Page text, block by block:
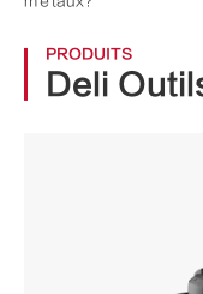
PRODUITS
Deli